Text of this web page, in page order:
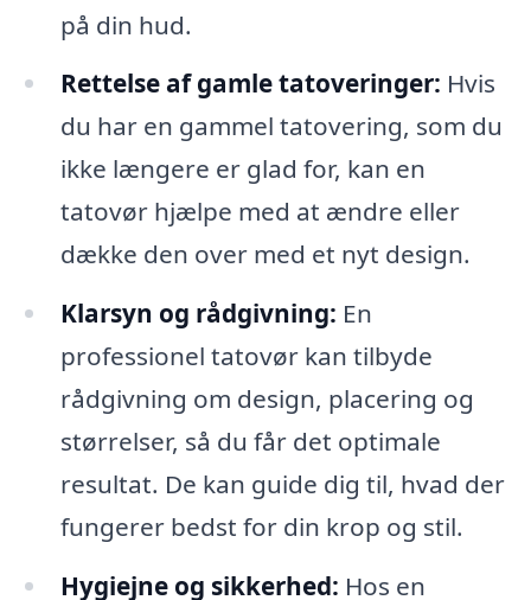
på din hud.
Rettelse af gamle tatoveringer: Hvis
du har en gammel tatovering, som du
ikke længere er glad for, kan en
tatovør hjælpe med at ændre eller
dække den over med et nyt design.
Klarsyn og rådgivning: En
professionel tatovør kan tilbyde
rådgivning om design, placering og
størrelser, så du får det optimale
resultat. De kan guide dig til, hvad der
fungerer bedst for din krop og stil.
Hygiejne og sikkerhed: Hos en